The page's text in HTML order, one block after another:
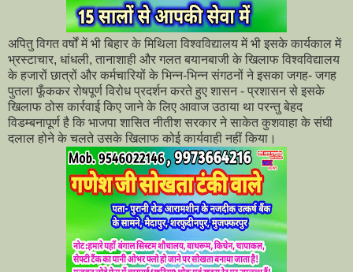
अपितु विगत वर्षों में भी बिहार के मिथिला विश्वविद्यालय में भी इसके कार्यकाल में
भ्रस्टाचार, धांधली, तानाशाही और गलत बयानबाजी के खिलाफ विश्वविद्यालय
के हजारों छात्रों और कर्मचारियों के भिन्न-भिन्न संगठनों ने इसका जगह- जगह
पुतला फूँककर रोषपूर्ण विरोध प्रदर्शन करते हुए शासन - प्रशासन से इसके
खिलाफ ठोस कार्रवाई किए जाने के लिए आवाज उठाया था परन्तु बेहद
विडम्बनापूर्ण है कि भाजपा शासित नीतीश सरकार ने साकेत कुशवाहा के संघी
दलाल होने के चलते उसके खिलाफ कोई कार्यवाही नहीं किया।